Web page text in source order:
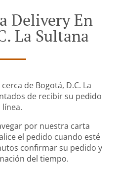
Delivery En
La Sultana
de Bogotá, D.C. La
de recibir su pedido
línea.
por nuestra carta
el pedido cuando esté
confirmar su pedido y
del tiempo.